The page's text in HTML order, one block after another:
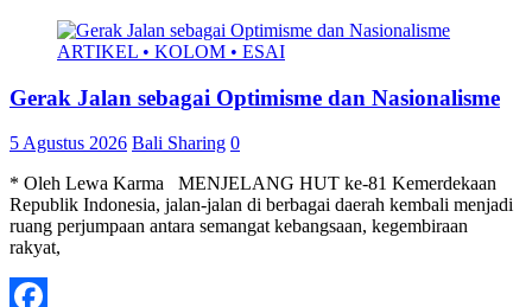
ARTIKEL • KOLOM • ESAI
Gerak Jalan sebagai Optimisme dan Nasionalisme
5 Agustus 2026 Bali Sharing 0
* Oleh Lewa Karma MENJELANG HUT ke-81 Kemerdekaan
Republik Indonesia, jalan-jalan di berbagai daerah kembali menjadi
ruang perjumpaan antara semangat kebangsaan, kegembiraan
rakyat,